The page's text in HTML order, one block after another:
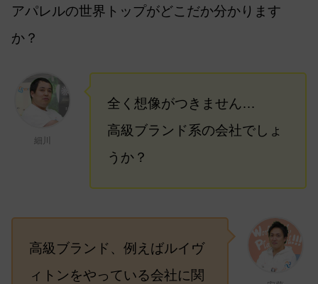
アパレルの世界トップがどこだか分かります
か？
細川
全く想像がつきません…
高級ブランド系の会社でしょ
うか？
高級ブランド、例えばルイヴ
ィトンをやっている会社に関